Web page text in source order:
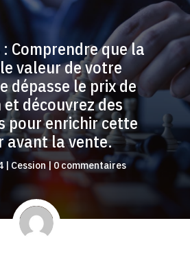
Comprendre que la
valeur de votre
dépasse le prix de
et découvrez des
pour enrichir cette
avant la vente.
| Cession |0 commentaires